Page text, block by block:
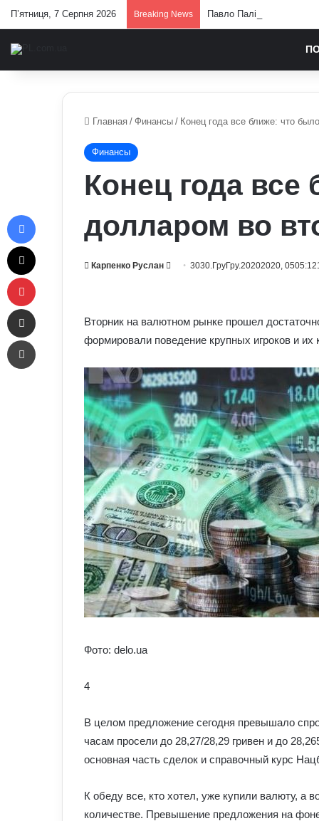
П’ятниця, 7 Серпня 2026 Breaking News Павло Паліса може
Главная / Финансы / Конец года все ближе: что
Финансы
Конец года
долларом во
Карпенко Руслан
Send3030.ГруГру.20202020,
Вторник на валютном рынке прошел
формировали поведение крупных игроков и их
Фото: delo.ua
4
В целом предложение сегодня превышало
часам просели до 28,27/28,29 гривен и до
основная часть сделок и справочный курс
К обеду все, кто хотел, уже купили валюту, а
количестве. Превышение предложения на